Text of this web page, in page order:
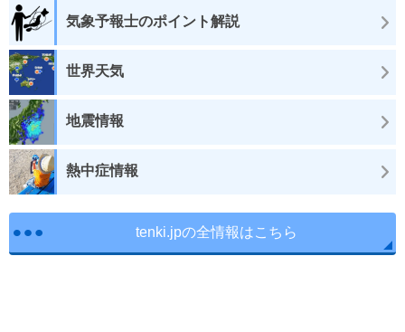
気象予報士のポイント解説
世界天気
地震情報
熱中症情報
tenki.jpの全情報はこちら